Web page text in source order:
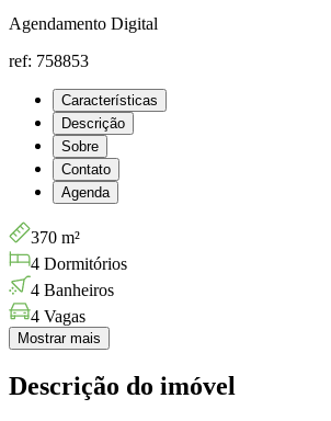
Agendamento Digital
ref: 758853
Características
Descrição
Sobre
Contato
Agenda
370 m²
4 Dormitórios
4 Banheiros
4 Vagas
Mostrar mais
Descrição do imóvel